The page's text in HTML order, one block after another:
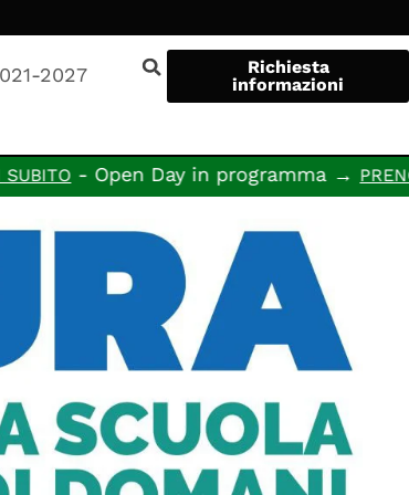
2027
Richiesta
informazioni
- Open Day in programma →